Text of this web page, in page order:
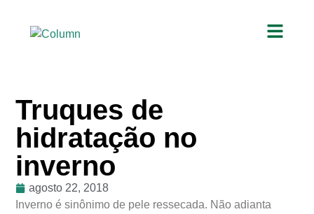
Truques de
hidratação no
inverno
agosto 22, 2018
Inverno é sinônimo de pele ressecada. Não adianta